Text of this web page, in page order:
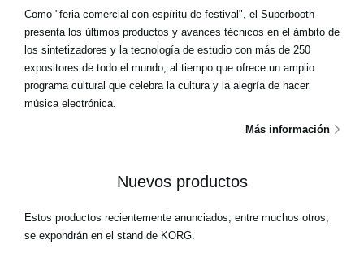
Como "feria comercial con espíritu de festival", el Superbooth
presenta los últimos productos y avances técnicos en el ámbito de
los sintetizadores y la tecnología de estudio con más de 250
expositores de todo el mundo, al tiempo que ofrece un amplio
programa cultural que celebra la cultura y la alegría de hacer
música electrónica.
Más información
Nuevos productos
Estos productos recientemente anunciados, entre muchos otros,
se expondrán en el stand de KORG.